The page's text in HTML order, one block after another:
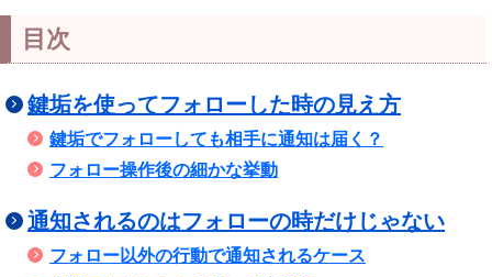
目次
鍵垢を使ってフォローした時の見え方
鍵垢でフォローしても相手に通知は届く？
フォロー操作後の細かな挙動
通知されるのはフォローの時だけじゃない
フォロー以外の行動で通知されるケース